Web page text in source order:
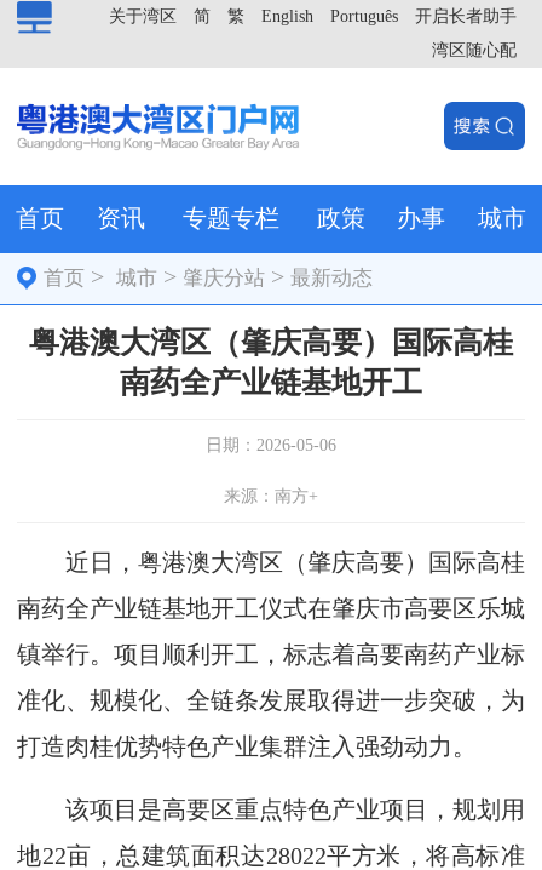
开启长者助手
Português
English
繁
简
关于湾区
湾区随心配
首页 资讯 专题专栏 政策 办事 城市
首页 >城市 > 肇庆分站 >最新动态
粤港澳大湾区（肇庆高要）国际高桂
南药全产业链基地开工
日期：2026-05-06
来源：南方+
近日，粤港澳大湾区（肇庆高要）国际高桂
南药全产业链基地开工仪式在肇庆市高要区乐城
镇举行。项目顺利开工，标志着高要南药产业标
准化、规模化、全链条发展取得进一步突破，为
打造肉桂优势特色产业集群注入强劲动力。
该项目是高要区重点特色产业项目，规划用
地22亩，总建筑面积达28022平方米，将高标准